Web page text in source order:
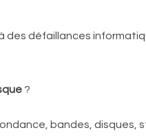
des défaillances
?
bandes,